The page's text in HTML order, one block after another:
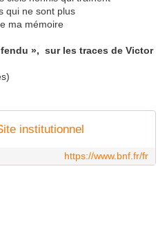
qui ne sont plus
ma mémoire
», sur les traces de Victor
institutionnel
https://www.bnf.fr/fr